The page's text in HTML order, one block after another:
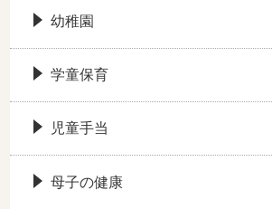
幼稚園
学童保育
児童手当
母子の健康